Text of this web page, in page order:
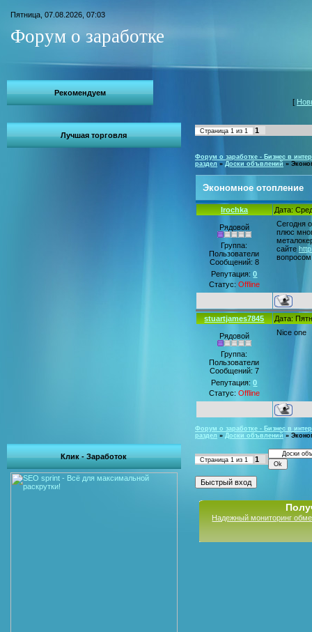
Пятница, 07.08.2026, 07:03
Форум о заработке
Рекомендуем
Лучшая торговля
Клик - Заработок
[
Страница 1 из 1 1
Форум о заработке - Бизнес в
раздел » Доски объвлений »
Экономное отопление
Irochka Дата:
Рядовой
Группа:
Пользователи
Сообщений: 8
Репутация:0
Статус: Offline
Сегодня
плюс
сайте
вопросом
stuartjames7845 Дата:
Рядовой
Группа:
Пользователи
Сообщений: 7
Репутация:0
Статус: Offline
Nice one
Форум о заработке - Бизнес в
раздел » Доски объвлений »
Страница 1 из 1 1
Надежный мониторинг